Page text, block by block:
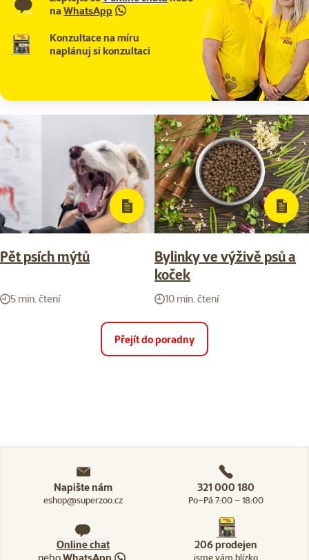
naWhatsApp
Konzultace na míru
naplánuj si konzultaci
Pět psích mýtů
5 min. čtení
Bylinky ve výživě psů a
koček
10 min. čtení
Přejít do poradny
Napište nám
eshop@superzoo.cz
321 000 180
Po–Pá 7:00 – 18:00
Online chat
206 prodejen
jsme vám blízko